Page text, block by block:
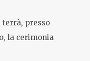
terrà, presso
la cerimonia